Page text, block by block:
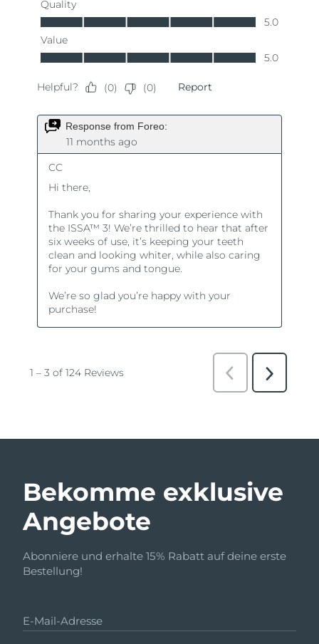
Bekomme exklusive
Angebote
Abonniere und erhalte 15% Rabatt auf deine erste
Bestellung!
E-Mail-Adresse